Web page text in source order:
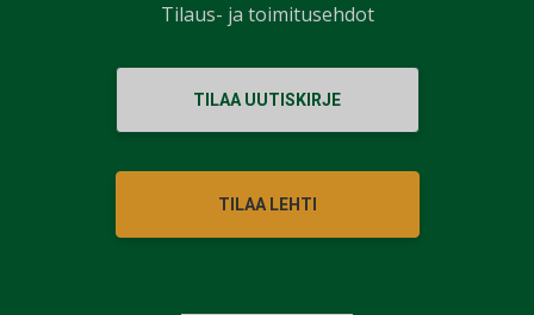
TILAA UUTISKIRJE
TILAA LEHTI
Tilaus- ja toimitusehdot